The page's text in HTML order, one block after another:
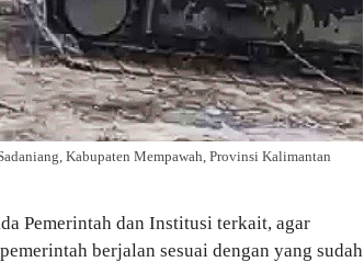
Kabupaten Mempawah, Provinsi Kalimantan
Pemerintah dan Institusi terkait, agar
berjalan sesuai dengan yang sudah